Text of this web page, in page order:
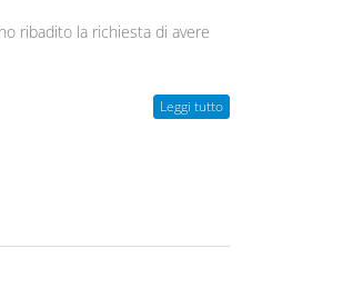
ribadito la richiesta di avere
Leggi tutto